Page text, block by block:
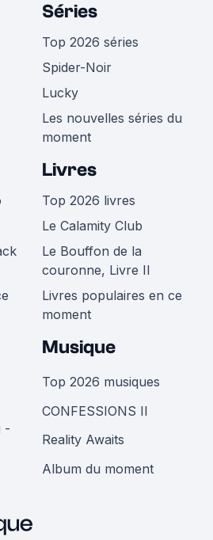
Séries
Top 2026 séries
Spider-Noir
Lucky
Les nouvelles séries du
moment
Livres
Top 2026 livres
Le Calamity Club
Le Bouffon de la
couronne, Livre II
Livres populaires en ce
moment
-
Musique
Top 2026 musiques
CONFESSIONS II
Reality Awaits
Album du moment